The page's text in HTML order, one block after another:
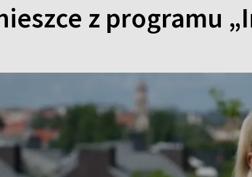
z programu